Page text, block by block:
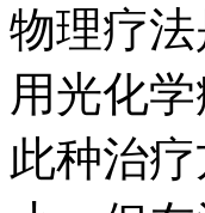
物理疗
用光化
此种治